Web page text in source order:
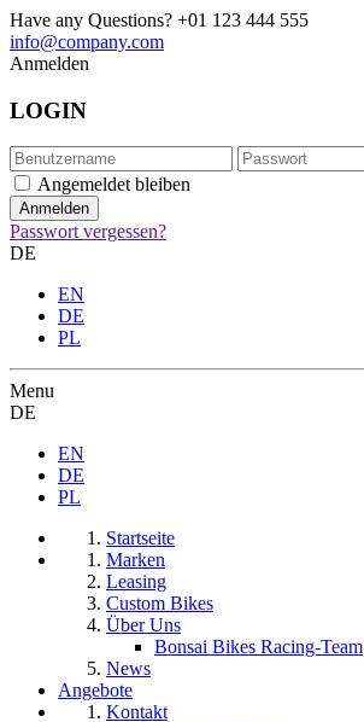
Have any Questions? +01 123 444 555
info@company.com
Anmelden
LOGIN
Angemeldet bleiben
Passwort vergessen?
DE
EN
DE
PL
Menu
DE
EN
DE
PL
Startseite
Marken
Leasing
Custom Bikes
Über Uns
Bonsai Bikes Racing-Team
News
Angebote
Kontakt